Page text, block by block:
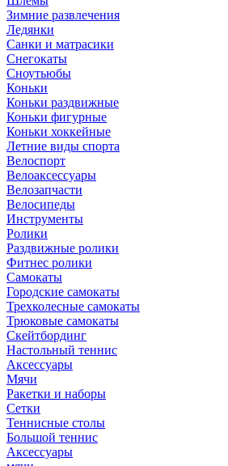
Зимние развлечения
Ледянки
Санки и матрасики
Снегокаты
Сноутьюбы
Коньки
Коньки раздвижные
Коньки фигурные
Коньки хоккейные
Летние виды спорта
Велоспорт
Велоаксессуары
Велозапчасти
Велосипеды
Инструменты
Ролики
Раздвижные ролики
Фитнес ролики
Самокаты
Городские самокаты
Трехколесные самокаты
Трюковые самокаты
Скейтбординг
Настольный теннис
Аксессуары
Мячи
Ракетки и наборы
Сетки
Теннисные столы
Большой теннис
Аксессуары